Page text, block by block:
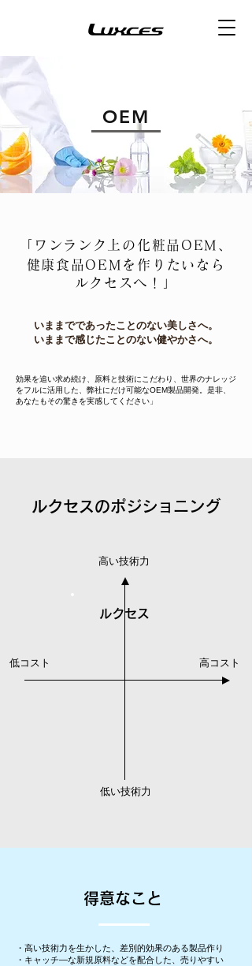
OEM
「ワンランク上の化粧品OEM、
健康食品OEMを作りたいなら
ルクセスへ！」
いままでであったことのない美しさへ。
いままで感じたことのない健やかさへ。
効果を追い求め続け、原料と技術にこだわり、世界のナレッジ
をフルに活用した、弊社にだけ可能なOEM製品開発。 是非、
あなたもその驚きを実感してください」
ルクセスのポジショニング
高い技術力
低コスト
ルクセス
高コスト
低い技術力
得意なこと
・高い技術力を生かした、差別的効果のある製品作り
・キャッチ―な新規原料などを配合した、売りやすい